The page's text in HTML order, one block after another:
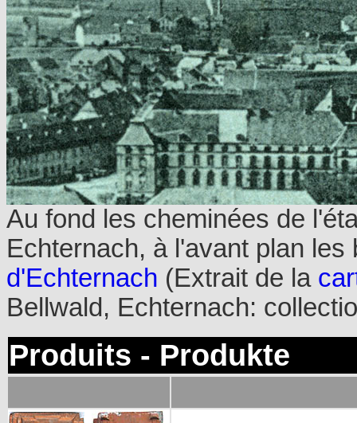
Au fond les cheminées de
Echternach, à l'avant plan
d'Echternach (Extrait de la
Bellwald, Echternach:
Produits - Produkte